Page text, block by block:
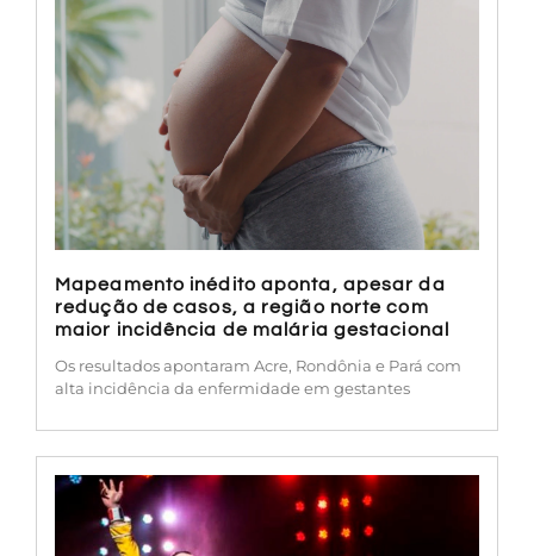
Mapeamento inédito aponta, apesar da
redução de casos, a região norte com
maior incidência de malária gestacional
Os resultados apontaram Acre, Rondônia e Pará com
alta incidência da enfermidade em gestantes